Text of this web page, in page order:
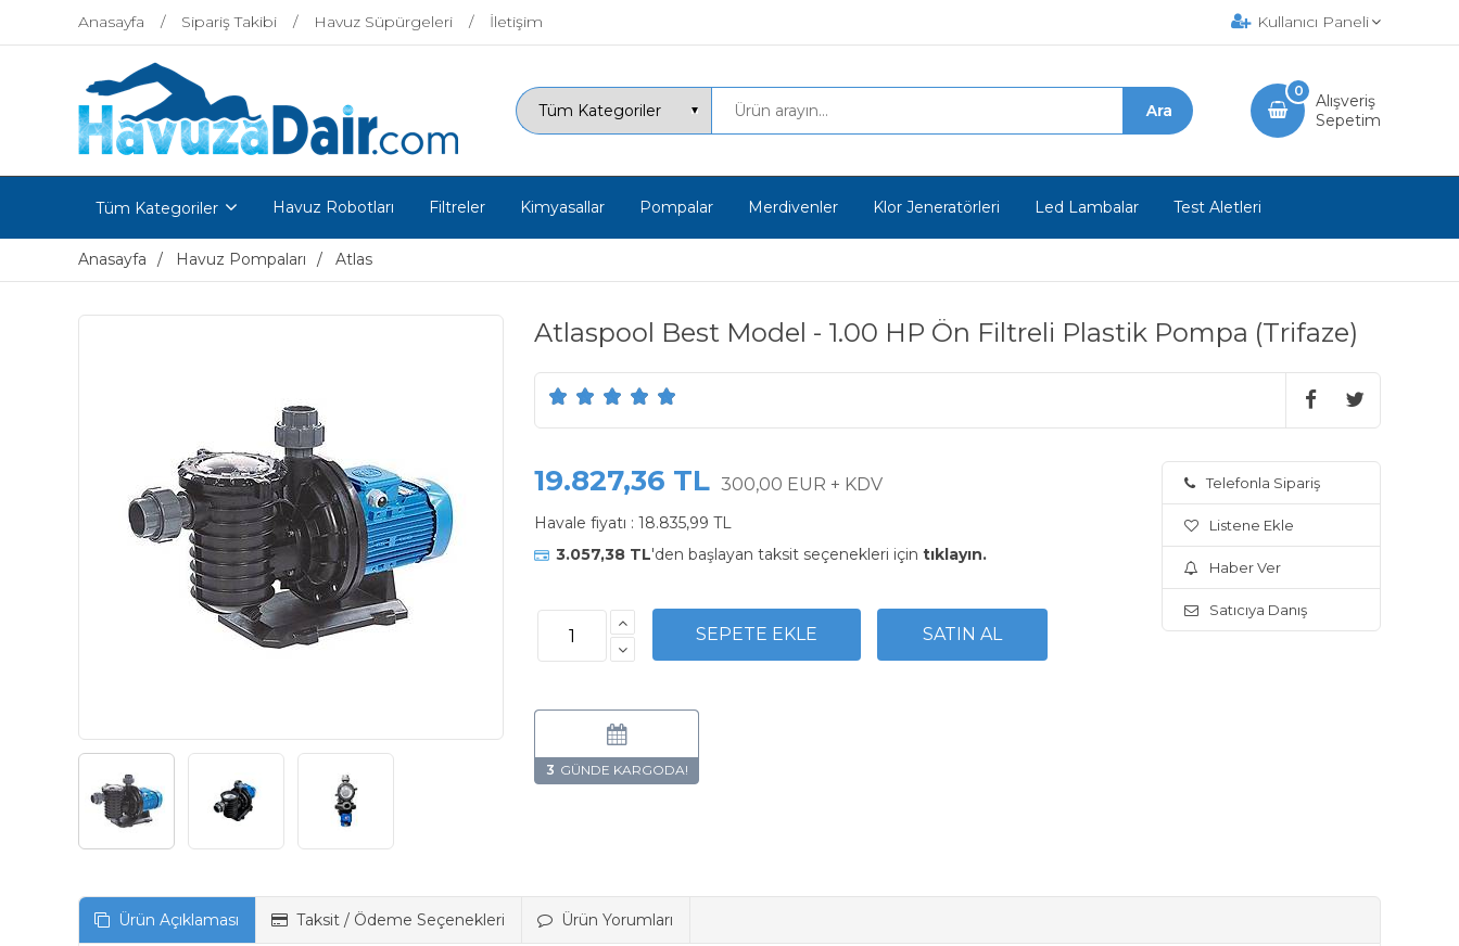
Anasayfa Sipariş Takibi Havuz Süpürgeleri İletişim Kullanıcı Paneli
Alışveriş
Sepetim
0
Tüm Kategoriler Havuz Robotları Filtreler Kimyasallar Pompalar Merdivenler Klor Jeneratörleri Led Lambalar Test Aletleri
Anasayfa Havuz Pompaları Atlas
Atlaspool Best Model - 1.00 HP Ön Filtreli Plastik Pompa (Trifaze)
19.827,36 TL 300,00 EUR + KDV
Havale fiyatı : 18.835,99 TL
3.057,38 TL'den başlayan taksit seçenekleri için tıklayın.
3
Telefonla Sipariş
Listene Ekle
Haber Ver
Satıcıya Danış
Ürün Açıklaması Taksit / Ödeme Seçenekleri Ürün Yorumları